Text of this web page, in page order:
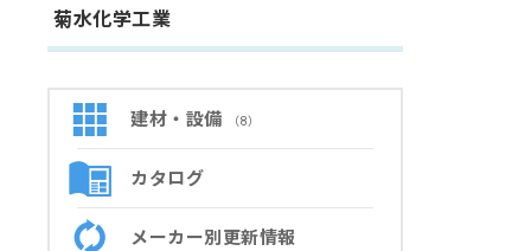
菊水化学工業
建材・設備 （8）
カタログ
メーカー別更新情報